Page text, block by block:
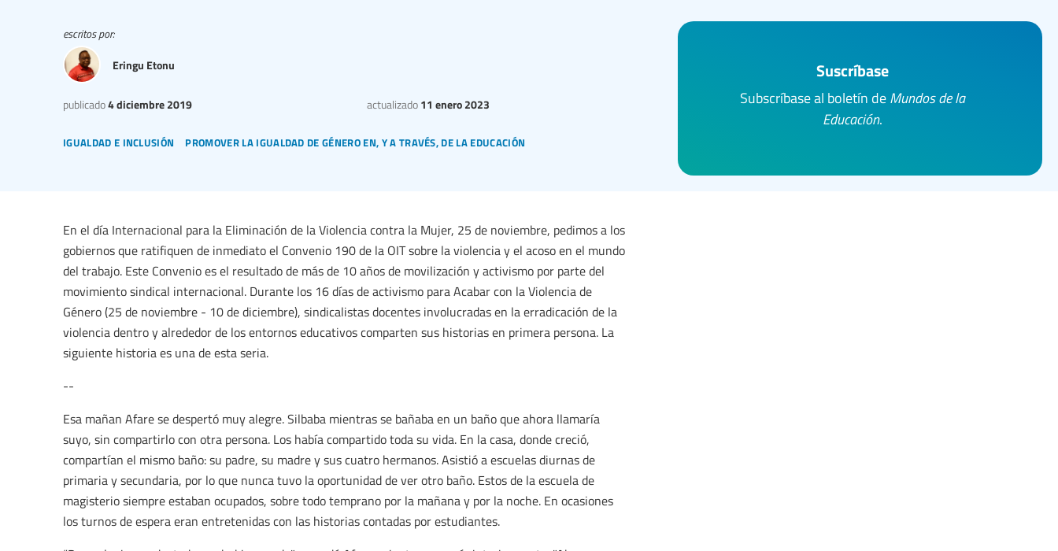
igualdad e inclusión promover la igualdad de género en, y a través, de la educación
publicado4 diciembre 2019 actualizado11 enero 2023
escritos por:
Eringu Etonu Suscríbase
Subscríbase al boletín de Mundos de la
Educación.
En el día Internacional para la Eliminación de la Violencia contra la Mujer, 25 de noviembre, pedimos a los
gobiernos que ratifiquen de inmediato el Convenio 190 de la OIT sobre la violencia y el acoso en el mundo
del trabajo. Este Convenio es el resultado de más de 10 años de movilización y activismo por parte del
movimiento sindical internacional. Durante los 16 días de activismo para Acabar con la Violencia de
Género (25 de noviembre - 10 de diciembre), sindicalistas docentes involucradas en la erradicación de la
violencia dentro y alrededor de los entornos educativos comparten sus historias en primera persona. La
siguiente historia es una de esta seria.
--
Esa mañan Afare se despertó muy alegre. Silbaba mientras se bañaba en un baño que ahora llamaría
suyo, sin compartirlo con otra persona. Los había compartido toda su vida. En la casa, donde creció,
compartían el mismo baño: su padre, su madre y sus cuatro hermanos. Asistió a escuelas diurnas de
primaria y secundaria, por lo que nunca tuvo la oportunidad de ver otro baño. Estos de la escuela de
magisterio siempre estaban ocupados, sobre todo temprano por la mañana y por la noche. En ocasiones
los turnos de espera eran entretenidas con las historias contadas por estudiantes.